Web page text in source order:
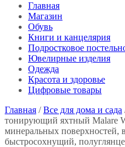
Главная
Магазин
Обувь
Книги и канцелярия
Подростковое
Ювелирные изделия
Одежда
Красота и здоровье
Цифровые товары
Главная /Все для дома и сада
тонирующий яхтный Malare
минеральных поверхностей,
быстросохнущий,